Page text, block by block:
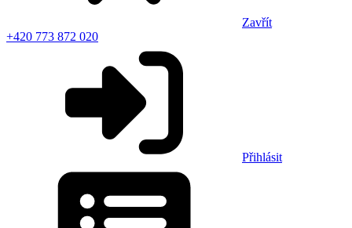
Zavřít
+420 773 872 020
Přihlásit